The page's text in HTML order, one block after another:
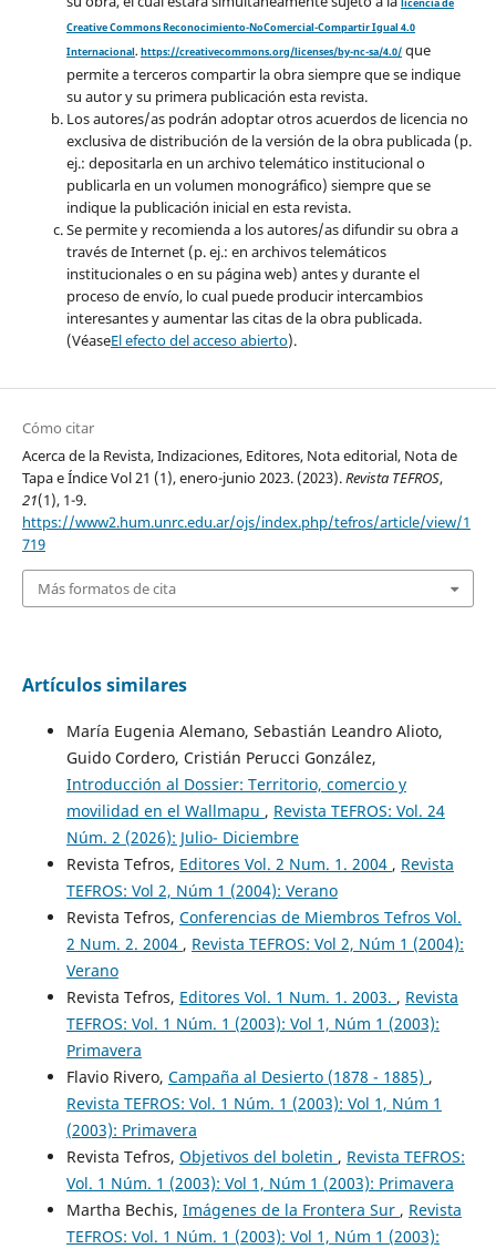
Creative Commons Reconocimiento-NoComercial-Compartir Igual 4.0
Internacional. https://creativecommons.org/licenses/by-nc-sa/4.0/que
permite a terceros compartir la obra siempre que se indique
su autor y su primera publicación esta revista.
Los autores/as podrán adoptar otros acuerdos de licencia no
exclusiva de distribución de la versión de la obra publicada (p.
ej.: depositarla en un archivo telemático institucional o
publicarla en un volumen monográfico) siempre que se
indique la publicación inicial en esta revista.
Se permite y recomienda a los autores/as difundir su obra a
través de Internet (p. ej.: en archivos telemáticos
institucionales o en su página web) antes y durante el
proceso de envío, lo cual puede producir intercambios
interesantes y aumentar las citas de la obra publicada.
(VéaseEl efecto del acceso abierto).
Cómo citar
Acerca de la Revista, Indizaciones, Editores, Nota editorial, Nota de
Tapa e Índice Vol 21 (1), enero-junio 2023. (2023).Revista TEFROS,
21(1), 1-9.
https://www2.hum.unrc.edu.ar/ojs/index.php/tefros/article/view/1
719
Más formatos de cita
Artículos similares
María Eugenia Alemano, Sebastián Leandro Alioto,
Guido Cordero, Cristián Perucci González,
Introducción al Dossier: Territorio, comercio y
movilidad en el Wallmapu , Revista TEFROS: Vol. 24
Núm. 2 (2026): Julio- Diciembre
Revista Tefros, Editores Vol. 2 Num. 1. 2004 , Revista
TEFROS: Vol 2, Núm 1 (2004): Verano
Revista Tefros, Conferencias de Miembros Tefros Vol.
2 Num. 2. 2004 , Revista TEFROS: Vol 2, Núm 1 (2004):
Verano
Revista Tefros, Editores Vol. 1 Num. 1. 2003. , Revista
TEFROS: Vol. 1 Núm. 1 (2003): Vol 1, Núm 1 (2003):
Primavera
Flavio Rivero, Campaña al Desierto (1878 - 1885) ,
Revista TEFROS: Vol. 1 Núm. 1 (2003): Vol 1, Núm 1
(2003): Primavera
Revista Tefros, Objetivos del boletin , Revista TEFROS:
Vol. 1 Núm. 1 (2003): Vol 1, Núm 1 (2003): Primavera
Martha Bechis, Imágenes de la Frontera Sur , Revista
TEFROS: Vol. 1 Núm. 1 (2003): Vol 1, Núm 1 (2003):